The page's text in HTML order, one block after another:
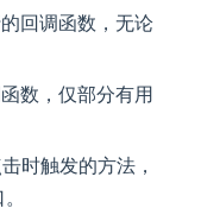
回调函数，无论
数，仅部分有用
时触发的方法，